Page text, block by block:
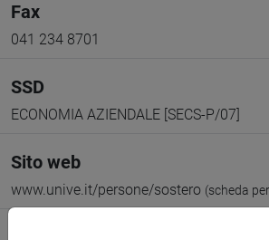
Fax
041 234 8701
SSD
ECONOMIA AZIENDALE [SECS-P/07]
Sito web
www.unive.it/persone/sostero (scheda